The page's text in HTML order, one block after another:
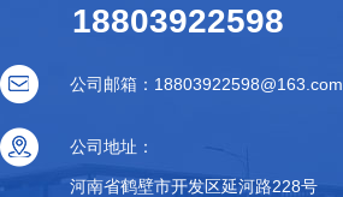
18803922598
公司邮箱：18803922598@163.com
公司地址：
河南省鹤壁市开发区延河路228号